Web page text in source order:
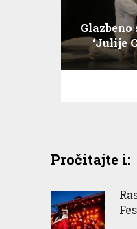
‘Julije
Pročitajte i: